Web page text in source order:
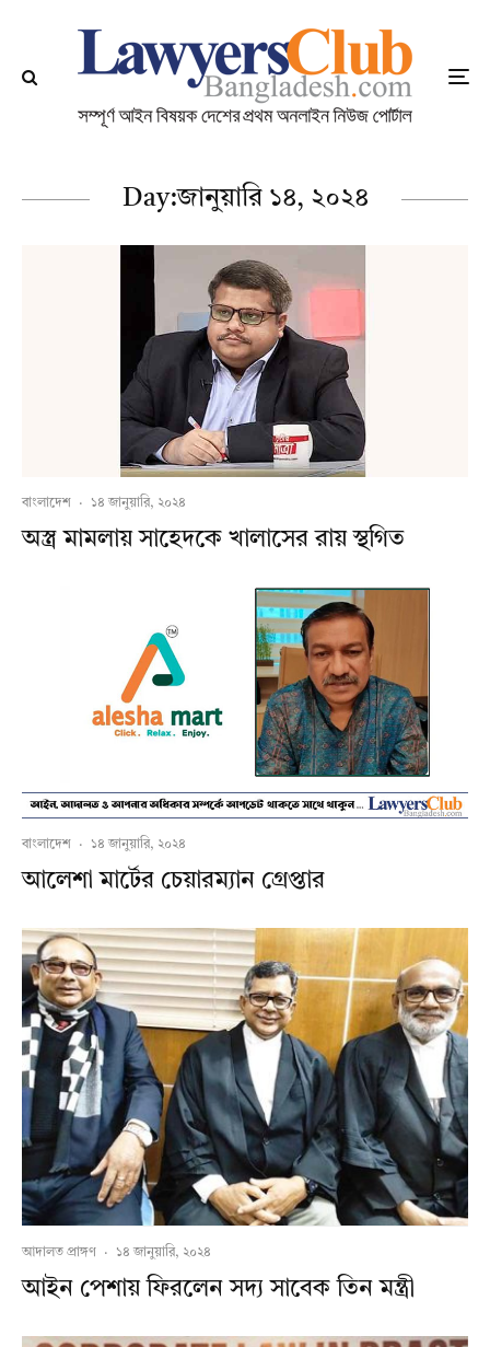
Day:জানুয়ারি ১৪, ২০২৪
বাংলাদেশ · ১৪ জানুয়ারি, ২০২৪
অস্ত্র মামলায় সাহেদকে খালাসের রায় স্থগিত
বাংলাদেশ · ১৪ জানুয়ারি, ২০২৪
আলেশা মার্টের চেয়ারম্যান গ্রেপ্তার
আদালত প্রাঙ্গণ · ১৪ জানুয়ারি, ২০২৪
আইন পেশায় ফিরলেন সদ্য সাবেক তিন মন্ত্রী